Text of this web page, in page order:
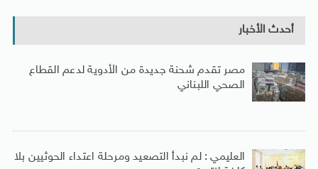
أحدث الأخبار
مصر تقدم شحنة جديدة من الأدوية لدعم القطاع
الصحي اللبناني
العليمي : لم نبدأ التصعيد ومرحلة اعتداء الحوثيين بلا